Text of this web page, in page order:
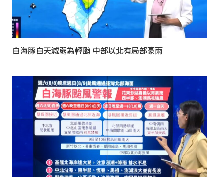
白海豚白天減弱為輕颱 中部以北有局部豪雨